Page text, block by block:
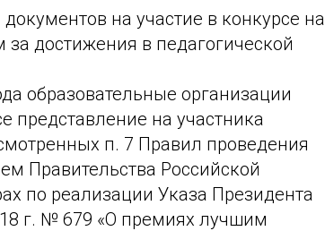
на участие в конкурсе на
достижения в педагогической
образовательные организации
представление на участника
п. 7 Правил проведения
Правительства Российской
по реализации Указа Президента
г. № 679 «О премиях лучшим